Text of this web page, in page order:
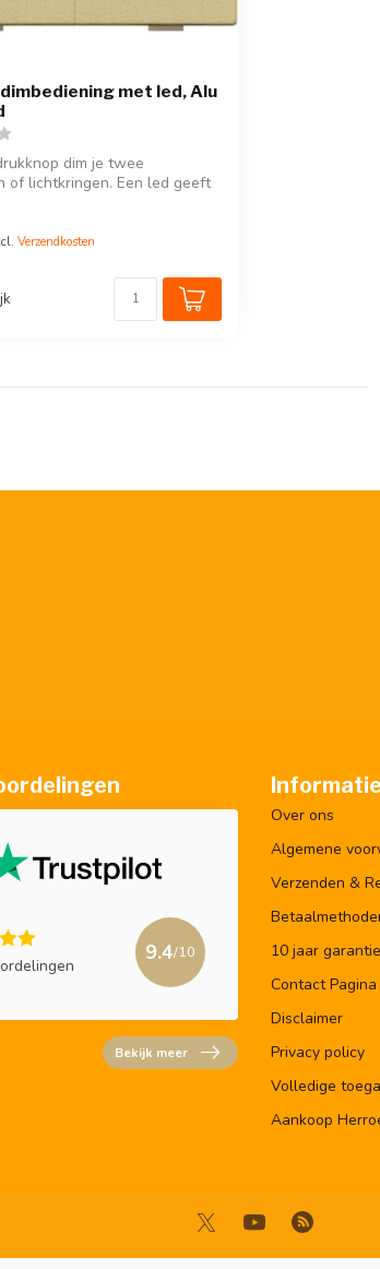
met led, Alu
dim je twee
of lichtkringen. Een led geeft
Verzendkosten
9.4/10
Bekijk meer
Informatie
Over ons
Algemene
Verzenden &
10 jaar
Contact Pagina
Disclaimer
Privacy policy
Volledige
Aankoop